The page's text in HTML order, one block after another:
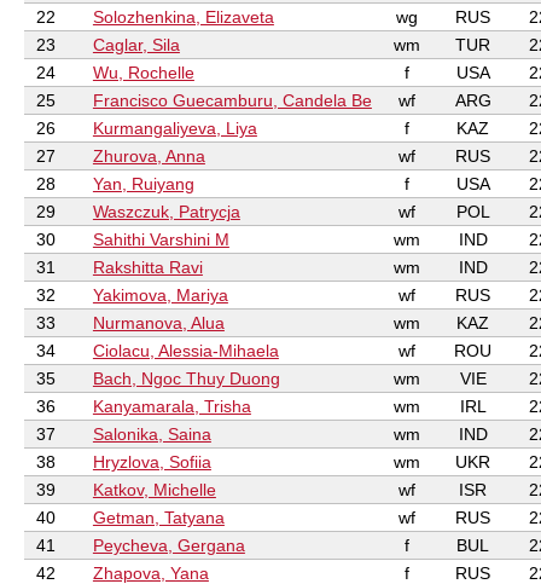
22
Solozhenkina, Elizaveta wg RUS
23
Caglar, Sila wm TUR
24
Wu, Rochelle f USA
25
Francisco Guecamburu, Candela Be wf ARG
26
Kurmangaliyeva, Liya f KAZ
27
Zhurova, Anna wf RUS
28
Yan, Ruiyang f USA
29
Waszczuk, Patrycja wf POL
30
Sahithi Varshini M wm IND
31
Rakshitta Ravi wm IND
32
Yakimova, Mariya wf RUS
33
Nurmanova, Alua wm KAZ
34
Ciolacu, Alessia-Mihaela wf ROU
35
Bach, Ngoc Thuy Duong wm VIE
36
Kanyamarala, Trisha wm IRL
37
Salonika, Saina wm IND
38
Hryzlova, Sofiia wm UKR
39
Katkov, Michelle wf ISR
40
Getman, Tatyana wf RUS
41
Peycheva, Gergana f BUL
42
Zhapova, Yana f RUS